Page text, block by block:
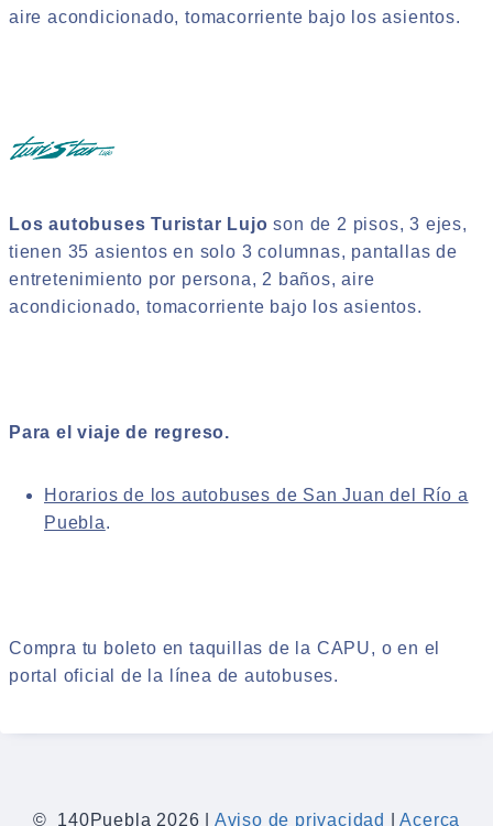
aire acondicionado, tomacorriente bajo los asientos.
Los autobuses Turistar Lujoson de 2 pisos, 3 ejes,
tienen 35 asientos en solo 3 columnas, pantallas de
entretenimiento por persona, 2 baños, aire
acondicionado, tomacorriente bajo los asientos.
Para el viaje de regreso.
Horarios de los autobuses de San Juan del Río a
Puebla.
Compra tu boleto en taquillas de la CAPU, o en el
portal oficial de la línea de autobuses.
© 140Puebla 2026 | Aviso de privacidad |Acerca